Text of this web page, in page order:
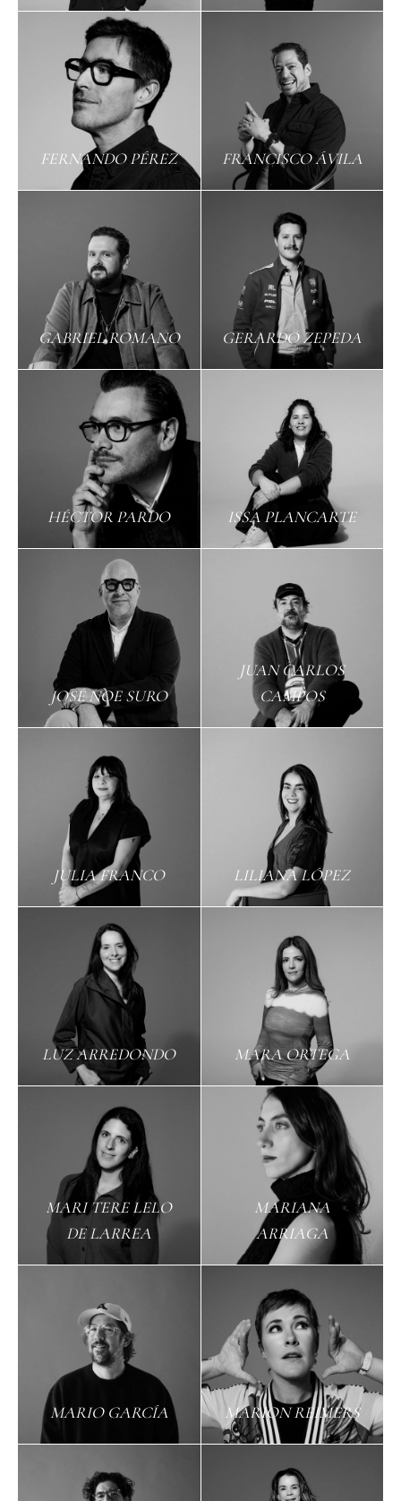
FERNANDO PÉREZ FRANCISCO ÁVILA
GABRIEL ROMANO GERARDO ZEPEDA
HÉCTOR PARDO ISSA PLANCARTE
JOSÉ NOE SURO
JUAN CARLOS
CAMPOS
JULIA FRANCO LILIANA LÓPEZ
LUZ ARREDONDO MARA ORTEGA
MARI TERE LELO
DE LARREA
MARIANA
ARRIAGA
MARIO GARCÍA MARION REIMERS